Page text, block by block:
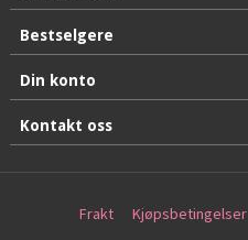
Bestselgere
Din konto
Kontakt oss
Frakt Kjøpsbetingelser